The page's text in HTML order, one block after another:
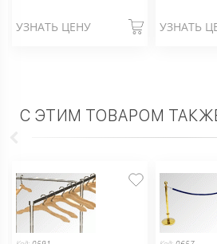
УЗНАТЬ ЦЕНУ УЗНАТЬ
С ЭТИМ ТОВАРОМ